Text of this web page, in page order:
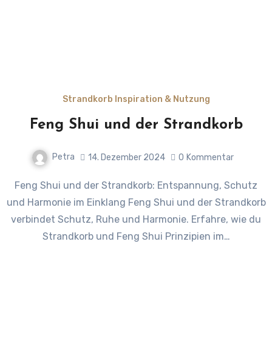
Strandkorb Inspiration & Nutzung
Feng Shui und der Strandkorb
Petra 14. Dezember 2024 0 Kommentar
Feng Shui und der Strandkorb: Entspannung, Schutz
und Harmonie im Einklang Feng Shui und der Strandkorb
verbindet Schutz, Ruhe und Harmonie. Erfahre, wie du
Strandkorb und Feng Shui Prinzipien im…